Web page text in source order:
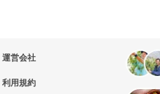
運営会社
利用規約